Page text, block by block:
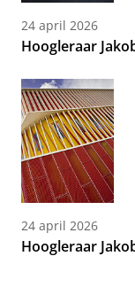
24 april 2026
Hoogleraar
24 april 2026
Hoogleraar